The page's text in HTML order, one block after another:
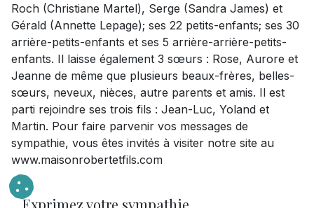
Roch (Christiane Martel), Serge (Sandra James) et
Gérald (Annette Lepage); ses 22 petits-enfants; ses 30
arrière-petits-enfants et ses 5 arrière-arrière-petits-
enfants. Il laisse également 3 sœurs : Rose, Aurore et
Jeanne de même que plusieurs beaux-frères, belles-
sœurs, neveux, nièces, autre parents et amis. Il est
parti rejoindre ses trois fils : Jean-Luc, Yoland et
Martin. Pour faire parvenir vos messages de
sympathie, vous êtes invités à visiter notre site au
www.maisonrobertetfils.com